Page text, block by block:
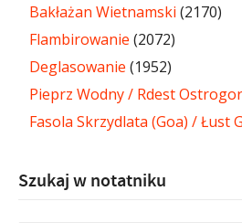
Bakłażan Wietnamski (2170)
Flambirowanie (2072)
Deglasowanie (1952)
Pieprz Wodny / Rdest
Fasola Skrzydlata (Goa) / Łust
Szukaj w notatniku